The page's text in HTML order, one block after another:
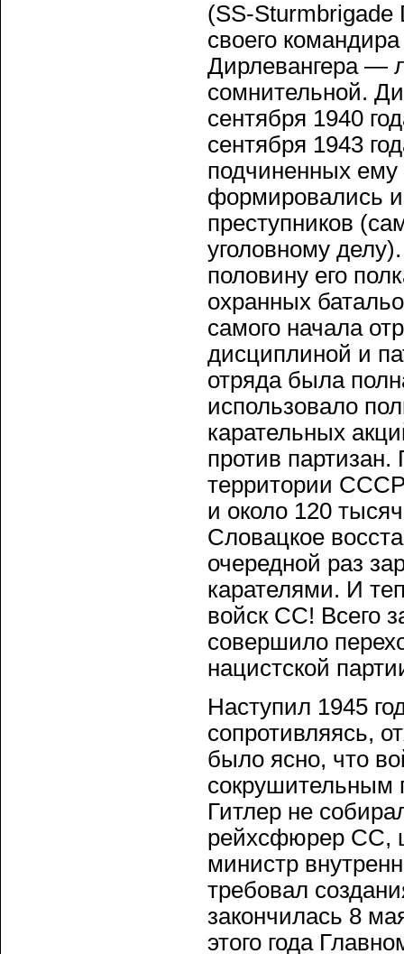
(SS-Sturmbrigade
своего
Дирлевангера —
сомнительной.
сентября 1940
сентября 1943
подчиненных ему
формировались
преступников
уголовному
половину его
охранных
самого начала
дисциплиной и
отряда была
использовало
карательных
против
территории СССР
и около 120
Словацкое
очередной раз
карателями. И
войск СС! Всего
совершило
нацистской
Наступил 1945
сопротивляясь,
было ясно, что
сокрушительным
Гитлер не
рейхсфюрер СС,
министр
требовал
закончилась 8
этого года